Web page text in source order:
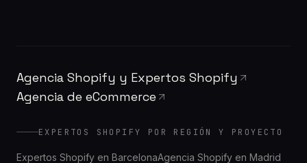
Agencia Shopify y Expertos Shopify
Agencia de eCommerce
EXPERTOS SHOPIFY POR REGIÓN Y PROYECTO
Expertos Shopify en BarcelonaAgencia Shopify en Madrid